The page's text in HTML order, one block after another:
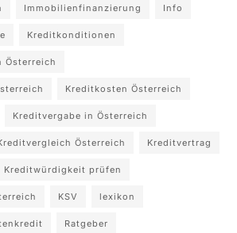
Immobilienfinanzierung Info
Kreditkonditionen
Österreich
Kreditkosten Österreich
Kreditvergabe in Österreich
Österreich Kreditvertrag
Kreditwürdigkeit prüfen
KSV lexikon
Ratgeber